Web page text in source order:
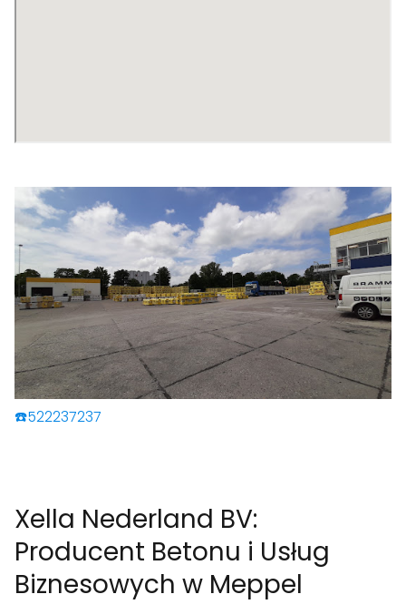
☎️522237237
Xella Nederland BV:
Producent Betonu i Usług
Biznesowych w Meppel